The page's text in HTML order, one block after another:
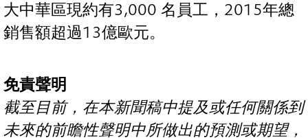
大中華區現約有3,000 名員工，2015年總
銷售額超過13億歐元。
免責聲明
截至目前，在本新聞稿中提及或任何關係到
未來的前瞻性聲明中所做出的預測或期望，